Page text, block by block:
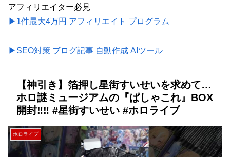
アフィリエイター必見
▶1件最大4万円 アフィリエイト プログラム
▶SEO対策 ブログ記事 自動作成 AIツール
【神引き】箔押し星街すいせいを求めて…
ホロ謎ミュージアムの『ぱしゃこれ』BOX
開封‼︎‼︎ #星街すいせい #ホロライブ
ホロライブ